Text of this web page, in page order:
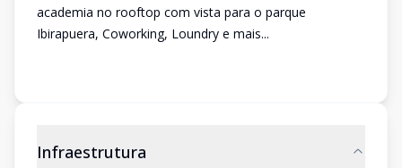
academia no rooftop com vista para o parque
Ibirapuera, Coworking, Loundry e mais...
Infraestrutura